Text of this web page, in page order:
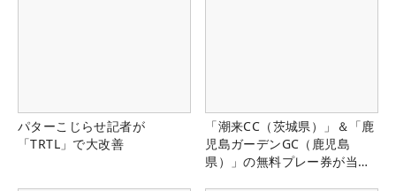
パターこじらせ記者が
「TRTL」で大改善
「潮来CC（茨城県）」＆「鹿
児島ガーデンGC（鹿児島
県）」の無料プレー券が当た